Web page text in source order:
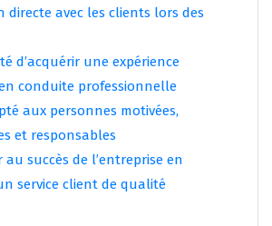
directe avec les clients lors des
d’acquérir une expérience
conduite professionnelle
aux personnes motivées,
et responsables
succès de l’entreprise en
service client de qualité